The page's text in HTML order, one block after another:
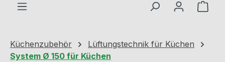
Küchenzubehör
Lüftungstechnik für Küchen
System Ø 150 für Küchen